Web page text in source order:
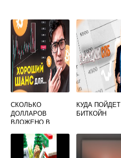
СКОЛЬКО
ДОЛЛАРОВ
ВЛОЖЕНО В
КУДА ПОЙДЕТ
БИТКОЙН